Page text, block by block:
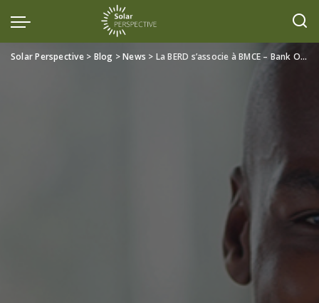
Solar Perspective> Blog >News > La BERD s’associe à BMCE – Bank Of Africa pour renforcer le financement vert au Maroc